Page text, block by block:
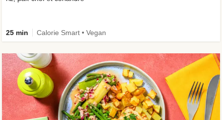
25 min Calorie Smart • Vegan